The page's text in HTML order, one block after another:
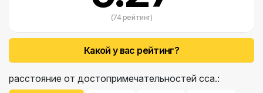
(74 рейтинг)
Какой у вас рейтинг?
расстояние от достопримечательностей сса.: